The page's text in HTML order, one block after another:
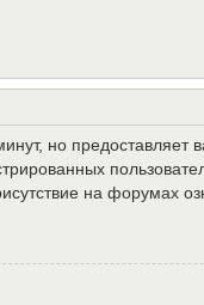
но предоставляет
на форумах